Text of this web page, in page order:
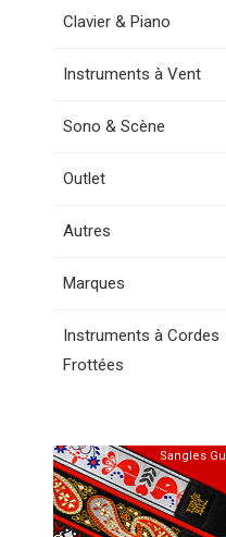
Clavier & Piano
Instruments à Vent
Sono & Scène
Outlet
Autres
Marques
Instruments à Cordes
Frottées
Sangles